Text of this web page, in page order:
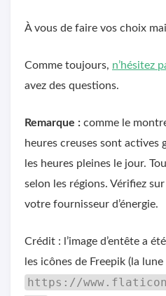
À vous de faire vos choix
Comme toujours, n’hésitez
avez des questions.
Remarque : comme le
heures creuses sont actives
les heures pleines le jour.
selon les régions. Vérifiez
votre fournisseur d’énergie.
Crédit : l’image d’entête a
les icônes de Freepik (la
https://